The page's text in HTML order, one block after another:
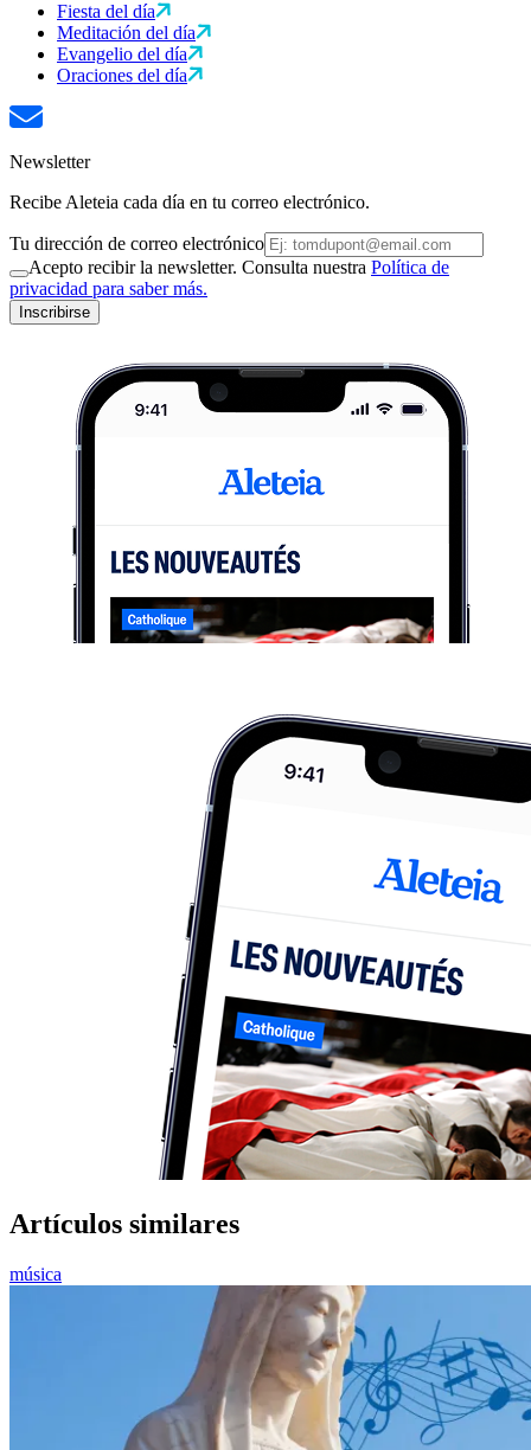
Fiesta del día
Meditación del día
Evangelio del día
Oraciones del día
Newsletter
Recibe Aleteia cada día en tu correo electrónico.
Tu dirección de correo electrónico
Acepto recibir la newsletter. Consulta nuestra Política de
privacidad para saber más.
Inscribirse
Artículos similares
música